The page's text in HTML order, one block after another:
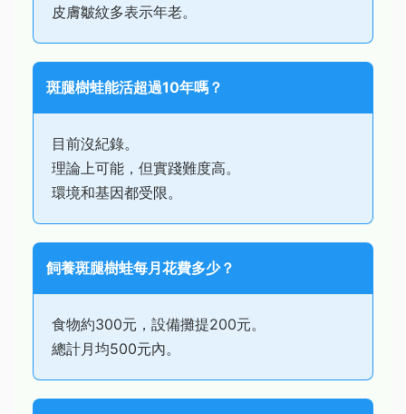
皮膚皺紋多表示年老。
斑腿樹蛙能活超過10年嗎？
目前沒紀錄。
理論上可能，但實踐難度高。
環境和基因都受限。
飼養斑腿樹蛙每月花費多少？
食物約300元，設備攤提200元。
總計月均500元內。